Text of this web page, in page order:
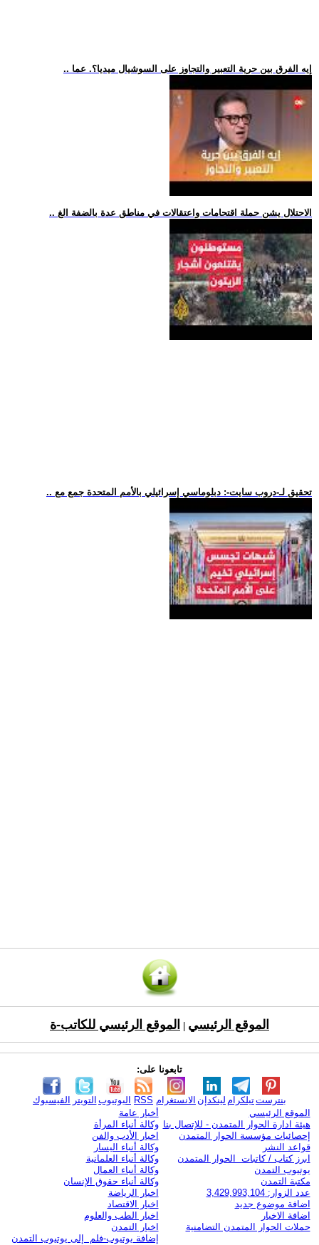
.. إيه الفرق بين حرية التعبير والتجاوز على السوشيال ميديا؟. عما
.. الاحتلال يشن حملة اقتحامات واعتقالات في مناطق عدة بالضفة الغ
.. تحقيق لـ-دروب سايت-: دبلوماسي إسرائيلي بالأمم المتحدة جمع مع
الموقع الرئيسي الموقع الرئيسي للكاتب-ة
تابعونا على:
الفيسبوك التويتر اليوتيوب RSS الانستغرام لينكدإن تيلكرامبنترست
الموقع الرئيسي
هيئة ادارة الحوار المتمدن - للإتصال بنا
إحصائيات مؤسسة الحوار المتمدن
قواعد النشر
ابرز كتاب / كاتبات الحوار المتمدن
يوتيوب التمدن
مكتبة التمدن
عدد الزوار: 3,429,993,104
اضافة موضوع جديد
اضافة الاخبار
حملات الحوار المتمدن التضامنية
أخبار عامة
وكالة أنباء المرأة
اخبار الأدب والفن
وكالة أنباء اليسار
وكالة أنباء العلمانية
وكالة أنباء العمال
وكالة أنباء حقوق الإنسان
اخبار الرياضة
اخبار الاقتصاد
اخبار الطب والعلوم
اخبار التمدن
إضافة يوتيوب-فلم إلى يوتيوب التمدن